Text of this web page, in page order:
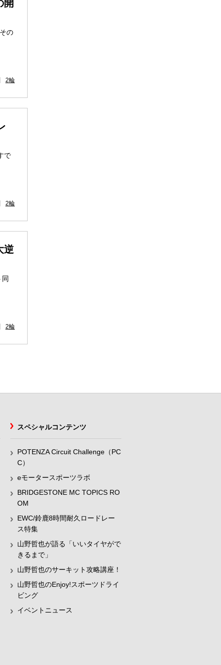
開
の
2輪
で
2輪
逆
2輪
スペシャルコンテンツ
POTENZA Circuit Challenge（PC
C）
eモータースポーツラボ
BRIDGESTONE MC TOPICS RO
OM
EWC/鈴鹿8時間耐久ロードレー
ス特集
山野哲也が語る「いいタイヤがで
きるまで」
山野哲也のサーキット攻略講座！
山野哲也のEnjoy!スポーツドライ
ビング
イベントニュース